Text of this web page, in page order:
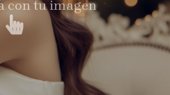
con tu imagen